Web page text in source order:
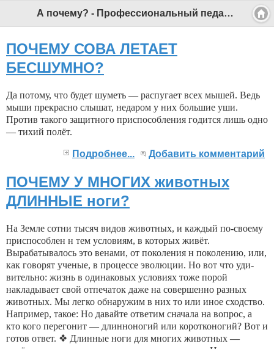
А почему? - Профессиональный педагог
ПОЧЕМУ СОВА ЛЕТАЕТ
БЕСШУМНО?
Да потому, что будет шуметь — распугает всех мышей. Ведь
мы­ши прекрасно слышат, недаром у них большие уши.
Против такого защитного приспособления годится лишь одно
— тихий полёт.
Подробнее... Добавить комментарий
ПОЧЕМУ У МНОГИХ животных
ДЛИННЫЕ ноги?
На Земле сотни тысяч видов животных, и каждый по-своему
приспособлен н тем условиям, в которых живёт.
Вырабатывалось это венами, от поколения н поколению, или,
как гово­рят ученые, в процессе эволюции. Но вот что уди­
вительно: жизнь в одина­ковых условиях тоже по­рой
накладывает свой от­печаток даже на совер­шенно разных
животных. Мы легко обнаружим в них то или иное сходство.
На­пример, такое: Но давайте ответим сначала на вопрос, а
кто кого перегонит — длинноногий или коротконогий? Вот и
готов ответ. ❖ Длинные ноги для многих животных —